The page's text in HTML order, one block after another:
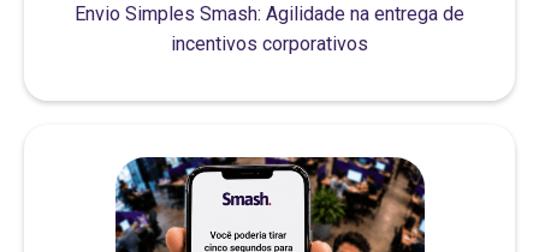
Envio Simples Smash: Agilidade na entrega de
incentivos corporativos